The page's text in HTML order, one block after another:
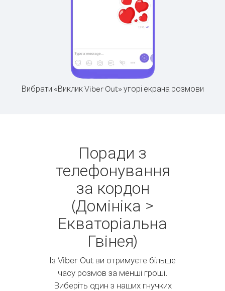
Вибрати «Виклик Viber Out» угорі екрана розмови
Поради з
телефонування
за кордон
(Домініка >
Екваторіальна
Гвінея)
Із Viber Out ви отримуєте більше
часу розмов за менші гроші.
Виберіть один з наших гнучких